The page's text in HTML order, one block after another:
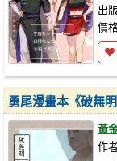
出
價
勇尾漫畫本《破無明
黃
作